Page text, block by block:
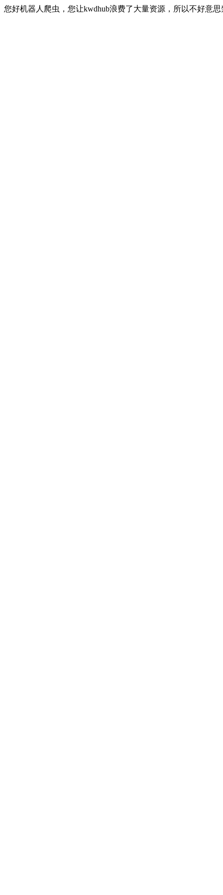
您好机器人爬虫，您让kwdhub浪费了大量资源，所以不好意